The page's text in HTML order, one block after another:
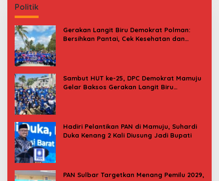
Politik
Gerakan Langit Biru Demokrat Polman:
Bersihkan Pantai, Cek Kesehatan dan
Sambut HUT ke-25, DPC Demokrat Mamuju
Gelar Baksos Gerakan Langit Biru
Hadiri Pelantikan PAN di Mamuju, Suhardi
Duka Kenang 2 Kali Diusung Jadi Bupati
PAN Sulbar Targetkan Menang Pemilu 2029,